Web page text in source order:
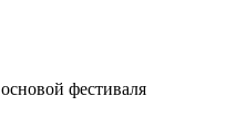
фестиваля